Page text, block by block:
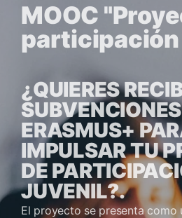
MOOC
¿QUIERES
SUBVENCIONES
ERASMUS+
IMPULSAR TU
DE
JUVENIL?.
El proyecto se presenta como